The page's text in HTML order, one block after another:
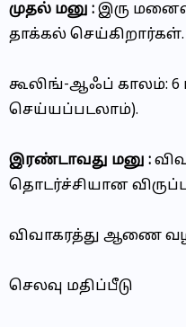
முதல் மனு : இரு
தாக்கல் செய்கிறார்கள்.
கூலிங்-ஆஃப் காலம்: 6
செய்யப்படலாம்).
இரண்டாவது மனு :
தொடர்ச்சியான
விவாகரத்து ஆணை
செலவு மதிப்பீடு